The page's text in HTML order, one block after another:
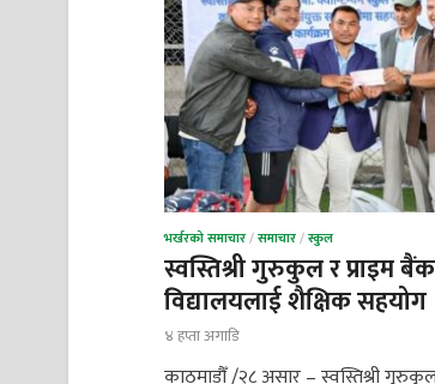
भर्खरको समाचार/समाचार/स्कुल
स्वस्तिश्री गुरुकुल र प्राइम
विद्यालयलाई शैक्षिक सहयोग
४ हप्ता अगाडि